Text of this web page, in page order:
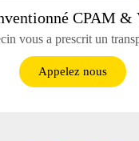
CPAM &
vous a prescrit un
Appelez nous